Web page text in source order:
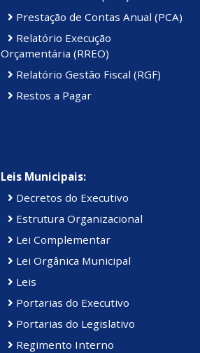
Prestação de Contas Anual (PCA)
Relatório Execução
Orçamentária (RREO)
Relatório Gestão Fiscal (RGF)
Restos a Pagar
Leis Municipais:
Decretos do Executivo
Estrutura Organizacional
Lei Complementar
Lei Orgânica Municipal
Leis
Portarias do Executivo
Portarias do Legislativo
Regimento Interno